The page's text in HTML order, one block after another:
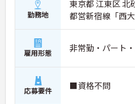
勤務地
東京都 江東区 北
都営新宿線「西
雇用形態 非常勤・パート
応募要件 ■資格不問